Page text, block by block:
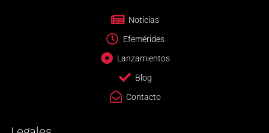
Noticias
Efemérides
Lanzamientos
Blog
Contacto